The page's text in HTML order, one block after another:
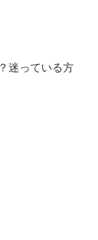
迷っている方